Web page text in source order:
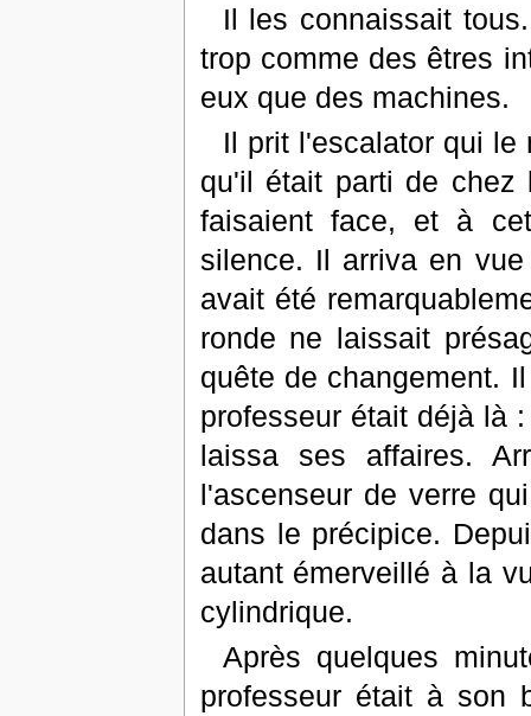
Il les connaissait
trop comme des êtres
eux que des machines.
Il prit l'escalator qui
qu'il était parti de chez
faisaient face, et à
silence. Il arriva en
avait été
ronde ne laissait
quête de changement.
professeur était déjà là
laissa ses affaires.
l'ascenseur de verre
dans le précipice.
autant émerveillé à la
cylindrique.
Après quelques
professeur était à son